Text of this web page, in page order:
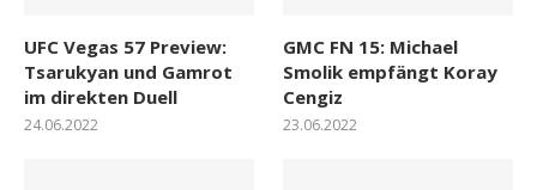
UFC Vegas 57 Preview:
Tsarukyan und Gamrot
im direkten Duell
24.06.2022
GMC FN 15: Michael
Smolik empfängt Koray
Cengiz
23.06.2022